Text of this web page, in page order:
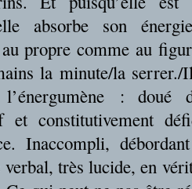
absorbe son
propre comme au
la minute/la
: doué
et constitutivement
Inaccompli,
très lucide, en